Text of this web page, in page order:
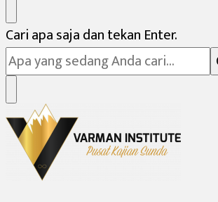
Varman Institute
Pusat Kajian Sunda
Mencari
Sesuatu?
Cari apa saja dan tekan Enter.